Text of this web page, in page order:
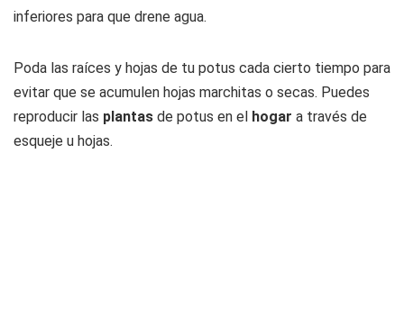
inferiores para que drene agua.
Poda las raíces y hojas de tu potus cada cierto tiempo para
evitar que se acumulen hojas marchitas o secas. Puedes
reproducir las plantas de potus en el hogar a través de
esqueje u hojas.